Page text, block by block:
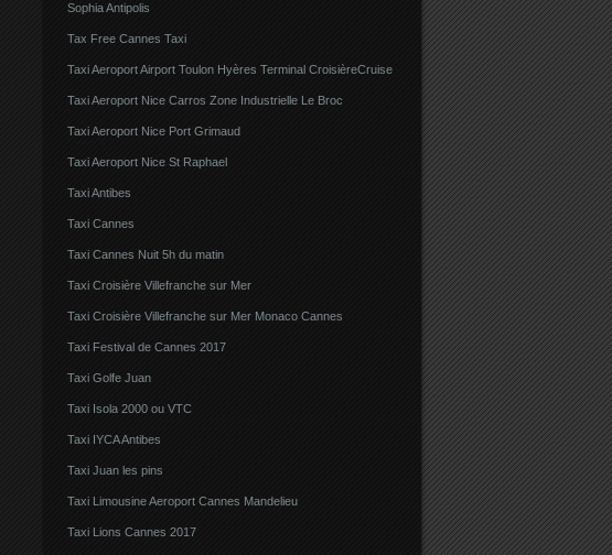
Sophia Antipolis
Tax Free Cannes Taxi
Taxi Aeroport Airport Toulon Hyères Terminal CroisièreCruise
Taxi Aeroport Nice Carros Zone Industrielle Le Broc
Taxi Aeroport Nice Port Grimaud
Taxi Aeroport Nice St Raphael
Taxi Antibes
Taxi Cannes
Taxi Cannes Nuit 5h du matin
Taxi Croisière Villefranche sur Mer
Taxi Croisière Villefranche sur Mer Monaco Cannes
Taxi Festival de Cannes 2017
Taxi Golfe Juan
Taxi Isola 2000 ou VTC
Taxi IYCA Antibes
Taxi Juan les pins
Taxi Limousine Aeroport Cannes Mandelieu
Taxi Lions Cannes 2017